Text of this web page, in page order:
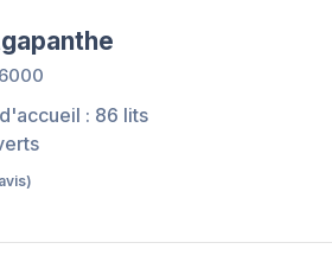
: 86 lits